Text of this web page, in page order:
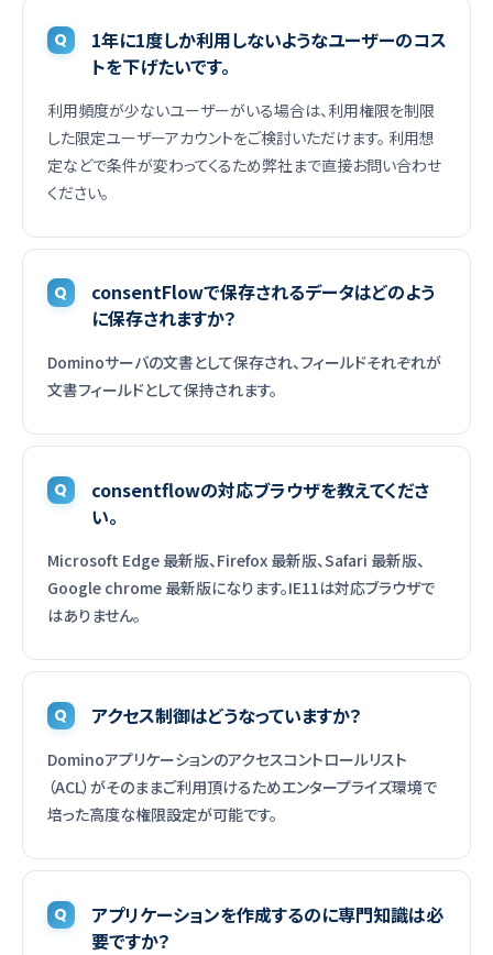
1年に1度しか利用しないようなユーザーのコス
トを下げたいです。
利用頻度が少ないユーザーがいる場合は、利用権限を制限
した限定ユーザーアカウントをご検討いただけます。 利用想
定などで条件が変わってくるため弊社まで直接お問い合わせ
ください。
consentFlowで保存されるデータはどのよう
に保存されますか？
Dominoサーバの文書として保存され、フィールドそれぞれが
文書フィールドとして保持されます。
consentflowの対応ブラウザを教えてくださ
い。
Microsoft Edge 最新版、Firefox 最新版、Safari 最新版、
Google chrome 最新版になります。IE11は対応ブラウザで
はありません。
アクセス制御はどうなっていますか？
Dominoアプリケーションのアクセスコントロールリスト
（ACL）がそのままご利用頂けるためエンタープライズ環境で
培った高度な権限設定が可能です。
アプリケーションを作成するのに専門知識は必
要ですか？